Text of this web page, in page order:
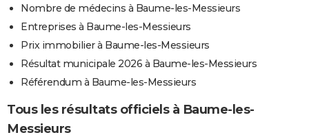
Nombre de médecins à Baume-les-Messieurs
Entreprises à Baume-les-Messieurs
Prix immobilier à Baume-les-Messieurs
Résultat municipale 2026 à Baume-les-Messieurs
Référendum à Baume-les-Messieurs
Tous les résultats officiels à Baume-les-
Messieurs